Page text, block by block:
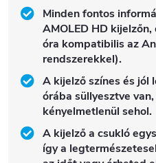
Minden fontos
AMOLED HD
óra kompatibilis az
rendszerekkel).
A kijelző színes és jól
órába süllyesztve
kényelmetlenül sehol.
A kijelző a csukló
így a